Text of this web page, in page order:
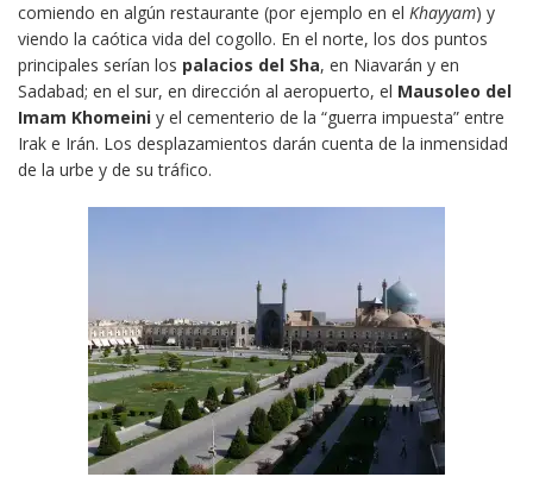
comiendo en algún restaurante (por ejemplo en el Khayyam) y
viendo la caótica vida del cogollo. En el norte, los dos puntos
principales serían los palacios del Sha, en Niavarán y en
Sadabad; en el sur, en dirección al aeropuerto, el Mausoleo del
Imam Khomeini y el cementerio de la “guerra impuesta” entre
Irak e Irán. Los desplazamientos darán cuenta de la inmensidad
de la urbe y de su tráfico.